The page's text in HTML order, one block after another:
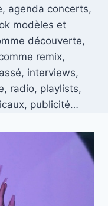
agenda concerts,
modèles et
découverte,
remix,
interviews,
radio, playlists,
publicité…